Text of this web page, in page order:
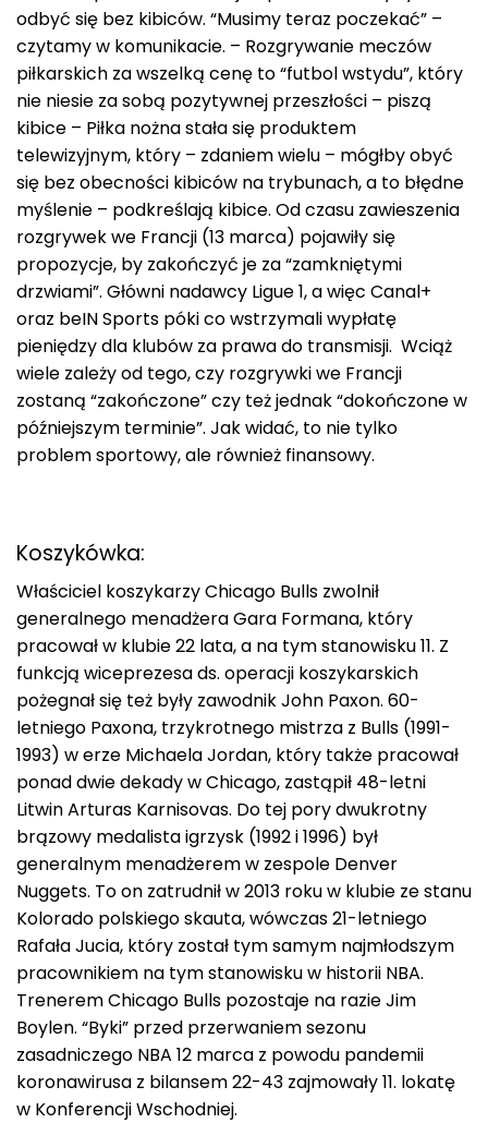
odbyć się bez kibiców. “Musimy teraz poczekać” –
czytamy w komunikacie. – Rozgrywanie meczów
piłkarskich za wszelką cenę to “futbol wstydu”, który
nie niesie za sobą pozytywnej przeszłości – piszą
kibice – Piłka nożna stała się produktem
telewizyjnym, który – zdaniem wielu – mógłby obyć
się bez obecności kibiców na trybunach, a to błędne
myślenie – podkreślają kibice. Od czasu zawieszenia
rozgrywek we Francji (13 marca) pojawiły się
propozycje, by zakończyć je za “zamkniętymi
drzwiami”. Główni nadawcy Ligue 1, a więc Canal+
oraz beIN Sports póki co wstrzymali wypłatę
pieniędzy dla klubów za prawa do transmisji. Wciąż
wiele zależy od tego, czy rozgrywki we Francji
zostaną “zakończone” czy też jednak “dokończone w
późniejszym terminie”. Jak widać, to nie tylko
problem sportowy, ale również finansowy.
Koszykówka:
Właściciel koszykarzy Chicago Bulls zwolnił
generalnego menadżera Gara Formana, który
pracował w klubie 22 lata, a na tym stanowisku 11. Z
funkcją wiceprezesa ds. operacji koszykarskich
pożegnał się też były zawodnik John Paxon. 60-
letniego Paxona, trzykrotnego mistrza z Bulls (1991-
1993) w erze Michaela Jordan, który także pracował
ponad dwie dekady w Chicago, zastąpił 48-letni
Litwin Arturas Karnisovas. Do tej pory dwukrotny
brązowy medalista igrzysk (1992 i 1996) był
generalnym menadżerem w zespole Denver
Nuggets. To on zatrudnił w 2013 roku w klubie ze stanu
Kolorado polskiego skauta, wówczas 21-letniego
Rafała Jucia, który został tym samym najmłodszym
pracownikiem na tym stanowisku w historii NBA.
Trenerem Chicago Bulls pozostaje na razie Jim
Boylen. “Byki” przed przerwaniem sezonu
zasadniczego NBA 12 marca z powodu pandemii
koronawirusa z bilansem 22-43 zajmowały 11. lokatę
w Konferencji Wschodniej.